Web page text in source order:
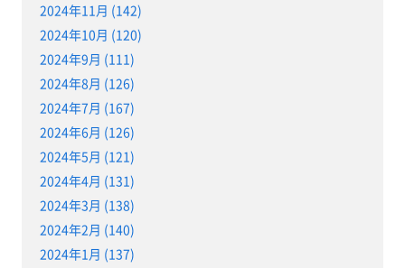
2024年11月 (142)
2024年10月 (120)
2024年9月 (111)
2024年8月 (126)
2024年7月 (167)
2024年6月 (126)
2024年5月 (121)
2024年4月 (131)
2024年3月 (138)
2024年2月 (140)
2024年1月 (137)